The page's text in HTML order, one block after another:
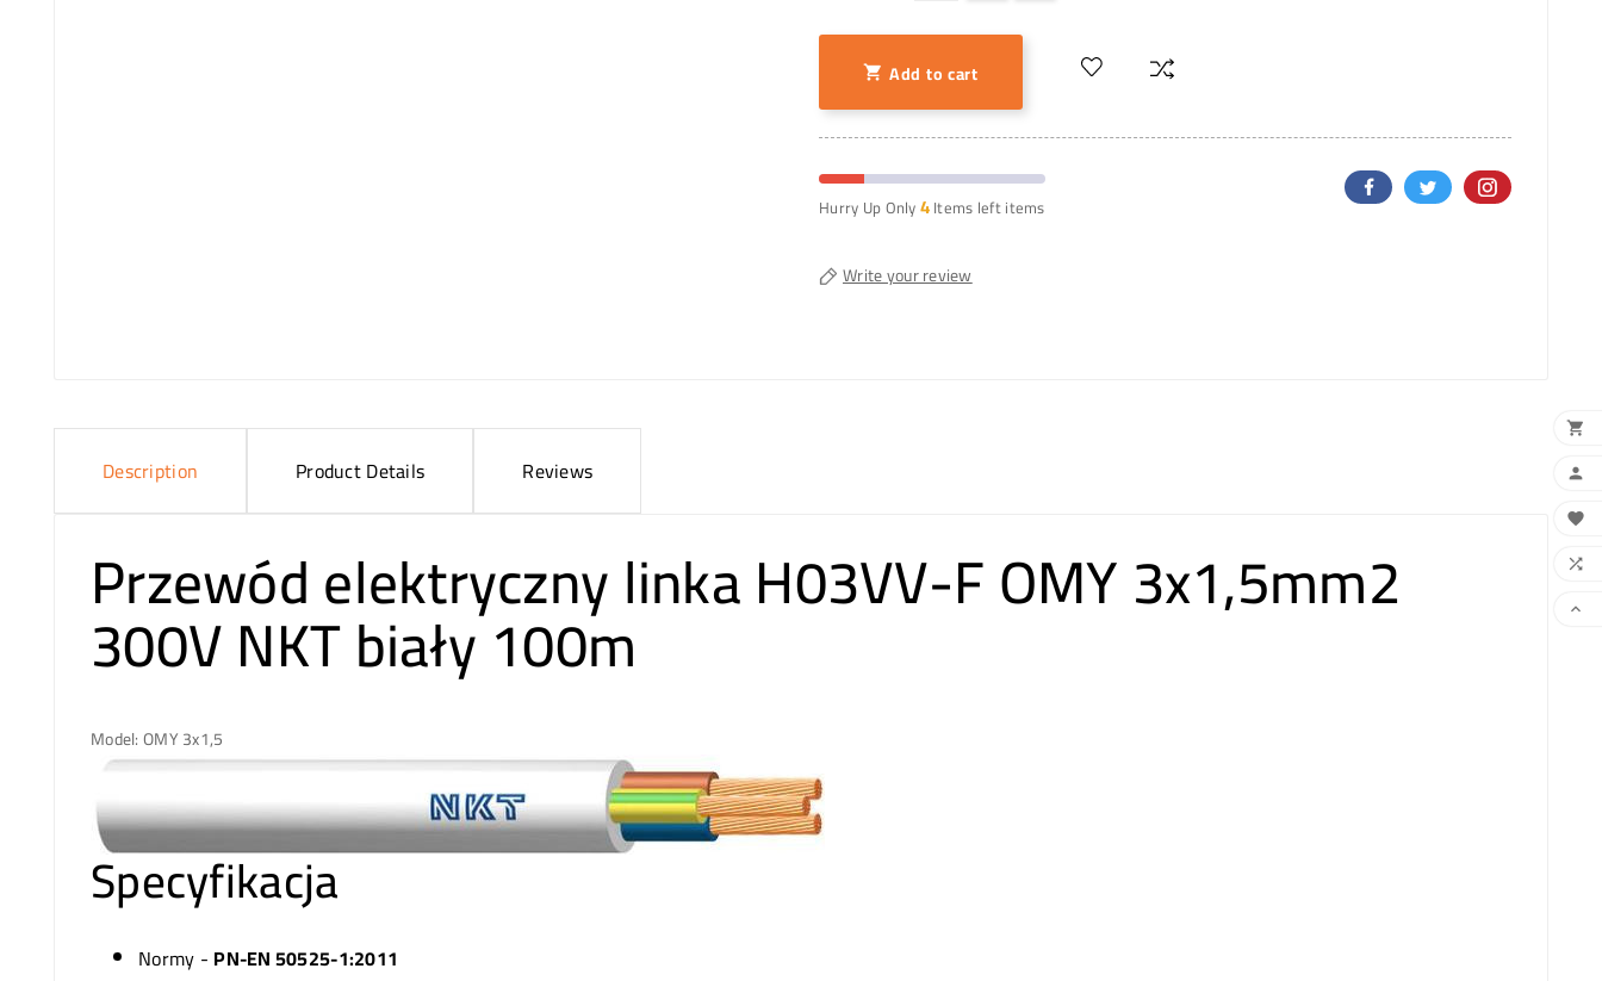
 Add to cart
Hurry Up Only4Items left items
Write your review
Description Product Details Reviews
Przewód elektryczny linka H03VV-F OMY 3x1,5mm2
300V NKT biały 100m
Model: OMY 3x1,5
Specyfikacja
Normy - PN-EN 50525-1:2011




